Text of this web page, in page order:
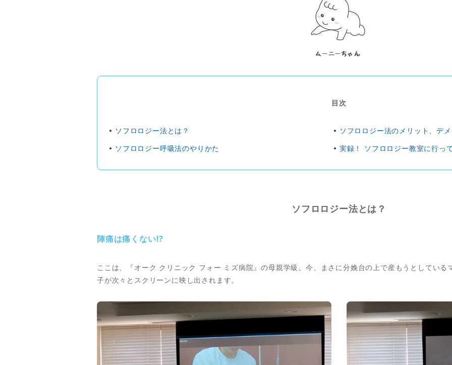
目次
ソフロロジー法とは？
ソフロロジー法のメリット、デメ
ソフロロジー呼吸法のやりかた
実録！ ソフロロジー教室に行っ
ソフロロジー法とは？
陣痛は痛くない!?
ここは、『オーク クリニック フォー ミズ病院』の母親学級。今、まさに分娩台の上で産もうとしている
子が次々とスクリーンに映し出されます。